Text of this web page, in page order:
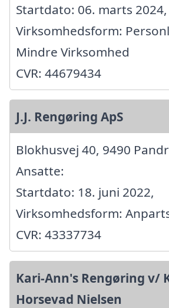
Startdato: 06. marts 2024,
Virksomhedsform:
Mindre Virksomhed
CVR: 44679434
J.J. Rengøring ApS
Blokhusvej 40, 9490
Ansatte:
Startdato: 18. juni 2022,
Virksomhedsform:
CVR: 43337734
Kari-Ann's Rengøring v/
Horsevad Nielsen